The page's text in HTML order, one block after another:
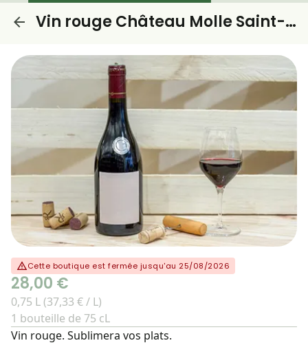
Vin rouge Château Molle Saint-Émilion grand vin Bordeaux
Cette boutique est fermée jusqu'au 25/08/2026
28,00 €
0,75 L (37,33 € / L)
1 bouteille de 75 cL
Vin rouge. Sublimera vos plats.